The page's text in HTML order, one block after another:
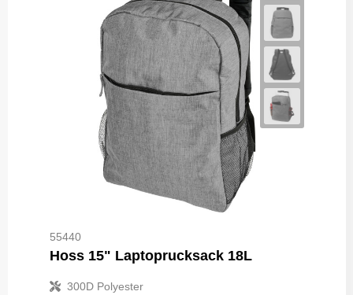
55440
Hoss 15" Laptoprucksack 18L
300D Polyester